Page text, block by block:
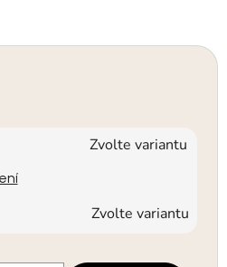
Zvolte variantu
Zvolte variantu